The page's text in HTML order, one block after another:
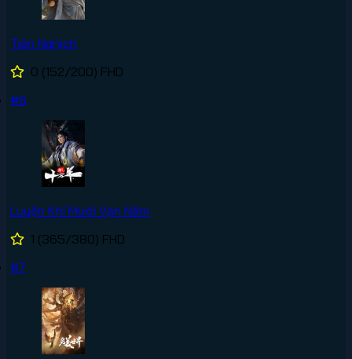
Tiên Nghịch
0 (152/200) FHD
#6
Luyện Khí Mười Vạn Năm
1 (365/380) FHD
#7